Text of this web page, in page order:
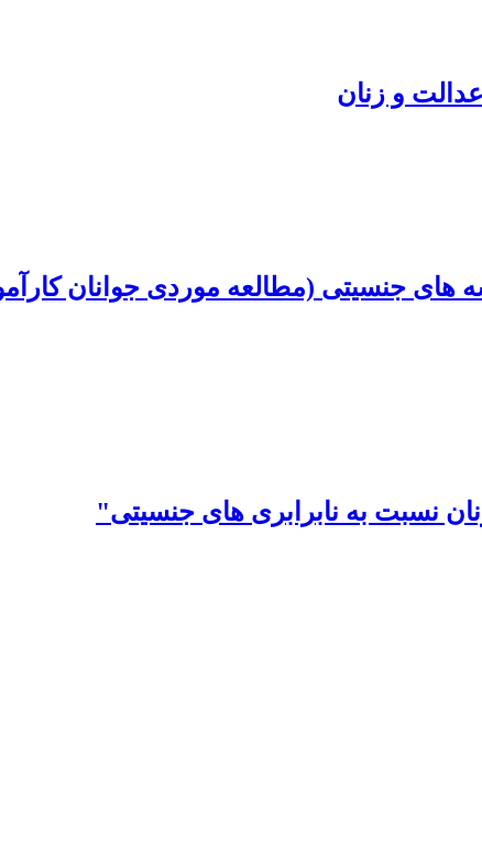
و زنان
های جنسیتی (مطالعه موردی جوانان
نسبت به نابرابری های جنسیتی"